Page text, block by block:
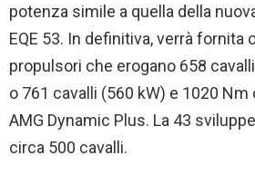
potenza simile a quella della
EQE 53. In definitiva, verrà fornita
propulsori che erogano 658
o 761 cavalli (560 kW) e 1020
AMG Dynamic Plus. La 43
circa 500 cavalli.